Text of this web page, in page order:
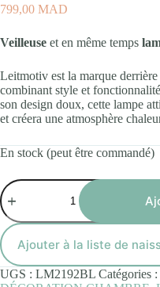
799,00 MAD
Veilleuse et en même temps
Leitmotiv est la marque
combinant style et
son design doux, cette lampe
et créera une atmosphère
En stock (peut être commandé)
quantité
de
Lampe
de
Table
Ours
Led
Bleu
Ajouter à la liste de
UGS : LM2192BL Catégories :